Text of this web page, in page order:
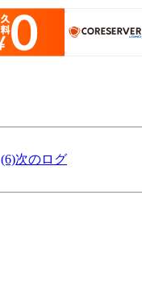
(6)次のログ